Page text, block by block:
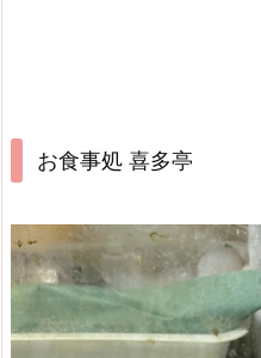
お食事処 喜多亭